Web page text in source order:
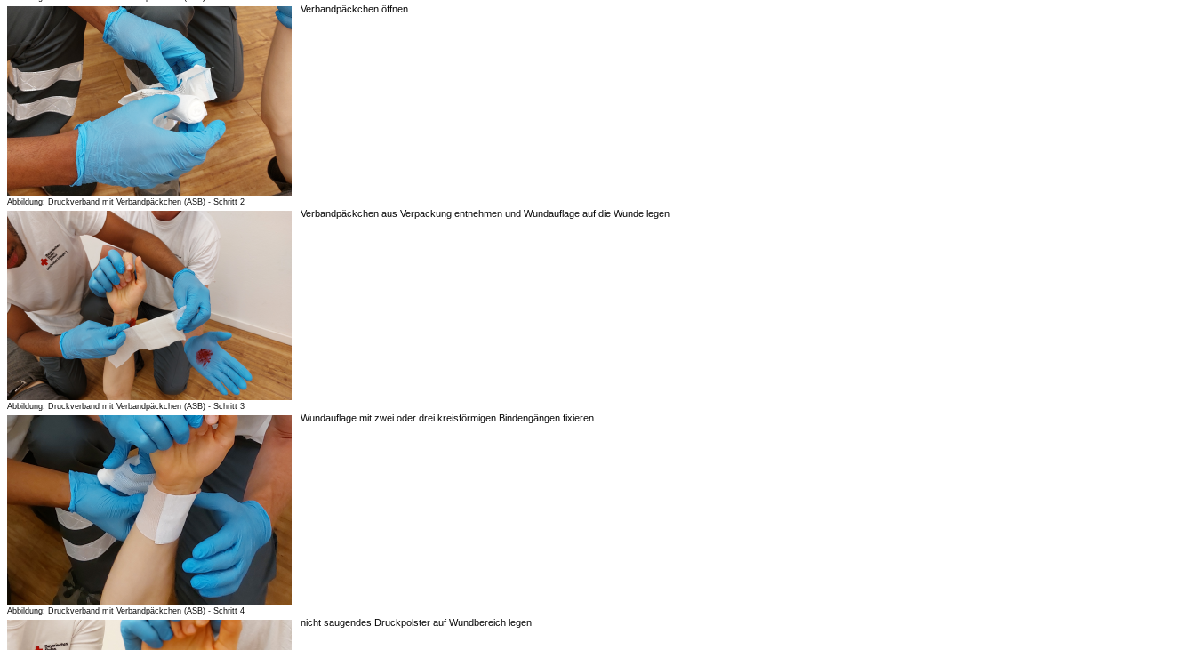
Abbildung: Druckverband mit Verbandpäckchen (ASB) - Schritt 2
Verbandpäckchen öffnen
Abbildung: Druckverband mit Verbandpäckchen (ASB) - Schritt 3
Verbandpäckchen aus Verpackung entnehmen und Wundauflage auf die Wunde legen
Abbildung: Druckverband mit Verbandpäckchen (ASB) - Schritt 4
Wundauflage mit zwei oder drei kreisförmigen Bindengängen fixieren
nicht saugendes Druckpolster auf Wundbereich legen